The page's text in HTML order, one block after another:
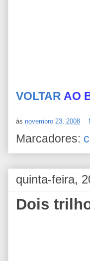
VOLTAR AO
às novembro 23, 2008
Marcadores:
quinta-feira,
Dois